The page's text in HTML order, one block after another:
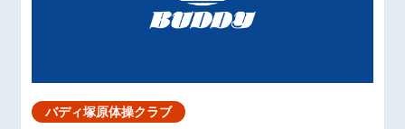
バディ塚原体操クラブ